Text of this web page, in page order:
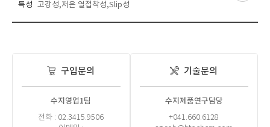
특성 고강성,저온 열접착성,Slip성
구입문의
수지영업1팀
전화 : 02.3415.9506
기술문의
수지제품연구담당
+041.660.6128